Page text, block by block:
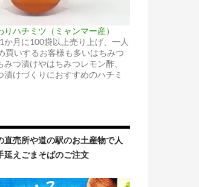
ハチミツ（ミャンマー産）
1か月に100袋以上売り上げ、一人
買いするお客様も多いはちみつ
みつ漬けやはちみつレモン酢、
漬けづくりにおすすめのハチミ
直売所や道の駅のお土産物で人
延えごまそばのご注文